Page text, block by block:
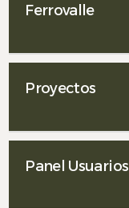
Ferrovalle
Proyectos
Panel Usuarios
Español